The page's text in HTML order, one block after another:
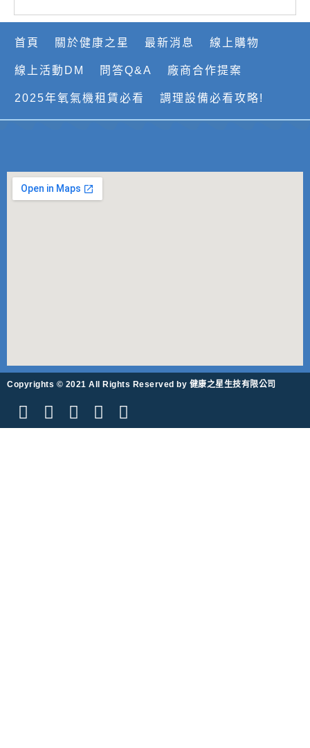
首頁 關於健康之星 最新消息 線上購物
線上活動DM 問答Q&A 廠商合作提案
2025年氧氣機租賃必看 調理設備必看攻略!
Copyrights © 2021 All Rights Reserved by 健康之星生技有限公司